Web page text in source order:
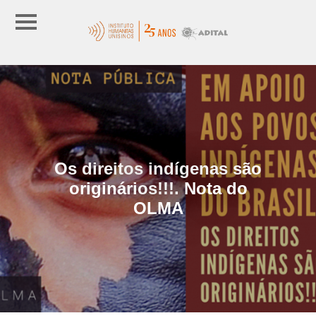
Os direitos indígenas são
originários!!!. Nota do
OLMA